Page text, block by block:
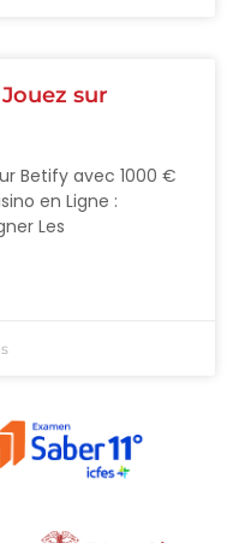
sur
Betify avec 1000 €
en Ligne :
Les